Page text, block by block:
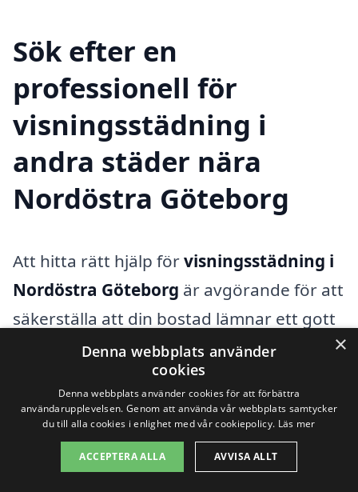
Sök efter en
professionell för
visningsstädning i
andra städer nära
Nordöstra Göteborg
Att hitta rätt hjälp förvisningsstädning i
Nordöstra Göteborg är avgörande för att
säkerställa att din bostad lämnar ett gott
intryck vid visning. Det kan vara en
utmaning att få allt rent och snyggt,
särskilt om du har en hektisk vardag.
Lyckligtvis finns det pålitliga städföretag i
närheten som kan bistå dig med detta
×
Denna webbplats använder
cookies
Denna webbplats använder cookies för att förbättra
användarupplevelsen. Genom att använda vår webbplats samtycker
du till alla cookies i enlighet med vår cookiepolicy. Läs mer
ACCEPTERA ALLA AVVISA ALLT